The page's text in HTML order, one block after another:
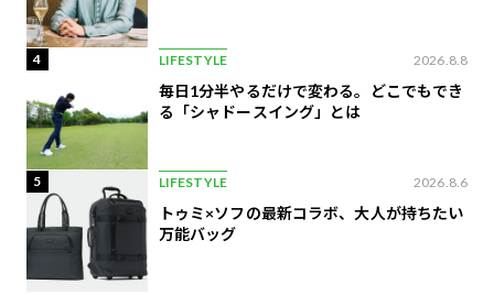
4 LIFESTYLE 2026.8.8
毎日1分半やるだけで変わる。どこでもでき
る「シャドースイング」とは
5 LIFESTYLE 2026.8.6
トゥミ×ソフの最新コラボ、大人が持ちたい
万能バッグ